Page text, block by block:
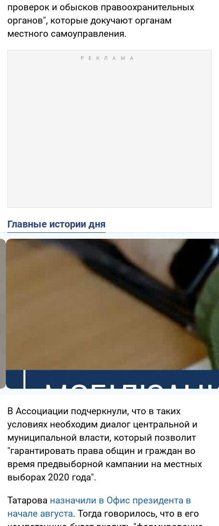
проверок и обысков правоохранительных
органов", которые докучают органам
местного самоуправления.
Главные истории дня
В Ассоциации подчеркнули, что в таких
условиях необходим диалог центральной и
муниципальной власти, который позволит
"гарантировать права общин и граждан во
время предвыборной кампании на местных
выборах 2020 года".
Татарова назначили в Офис президента в
начале августа. Тогда говорилось, что в его